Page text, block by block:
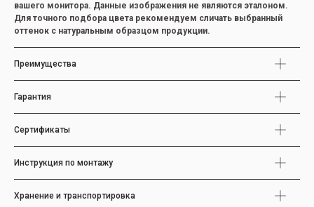
вашего монитора. Данные изображения не являются эталоном.
Для точного подбора цвета рекомендуем сличать выбранный
оттенок с натуральным образцом продукции.
Преимущества
Гарантия
Сертификаты
Инструкция по монтажу
Хранение и транспортировка